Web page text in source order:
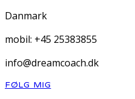
Danmark
mobil: +45 25383855
info@dreamcoach.dk
FØLG MIG